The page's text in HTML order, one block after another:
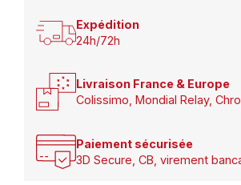
Expédition
24h/72h
Livraison France & Europe
Colissimo, Mondial Relay,
Paiement sécurisée
3D Secure, CB, virement